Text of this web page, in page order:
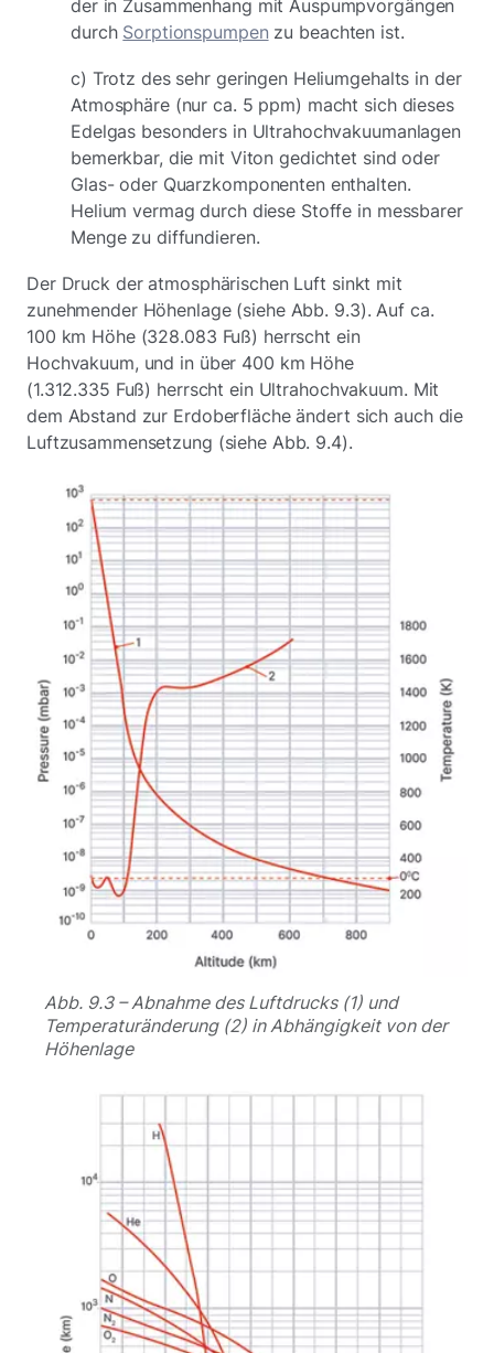
der in Zusammenhang mit Auspumpvorgängen
durch Sorptionspumpen zu beachten ist.
c) Trotz des sehr geringen Heliumgehalts in der
Atmosphäre (nur ca. 5 ppm) macht sich dieses
Edelgas besonders in Ultrahochvakuumanlagen
bemerkbar, die mit Viton gedichtet sind oder
Glas- oder Quarzkomponenten enthalten.
Helium vermag durch diese Stoffe in messbarer
Menge zu diffundieren.
Der Druck der atmosphärischen Luft sinkt mit
zunehmender Höhenlage (siehe Abb. 9.3). Auf ca.
100 km Höhe (328.083 Fuß) herrscht ein
Hochvakuum, und in über 400 km Höhe
(1.312.335 Fuß) herrscht ein Ultrahochvakuum. Mit
dem Abstand zur Erdoberfläche ändert sich auch die
Luftzusammensetzung (siehe Abb. 9.4).
Abb. 9.3 – Abnahme des Luftdrucks (1) und
Temperaturänderung (2) in Abhängigkeit von der
Höhenlage